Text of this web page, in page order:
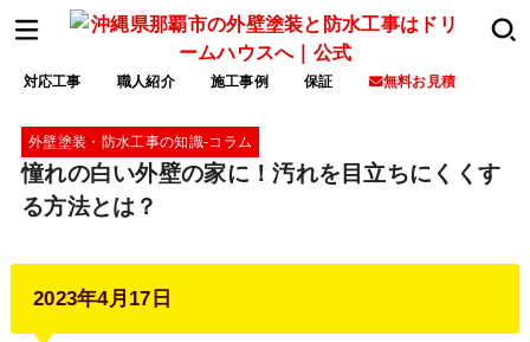
対応工事 職人紹介 施工事例 保証 無料お見積
外壁塗装・防水工事の知識‐コラム
憧れの白い外壁の家に！汚れを目立ちにくくす
る方法とは？
2023年4月17日